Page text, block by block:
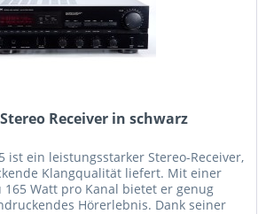
Receiver in schwarz
ist ein leistungsstarker Stereo-Receiver,
Klangqualität liefert. Mit einer
165 Watt pro Kanal bietet er genug
Hörerlebnis. Dank seiner